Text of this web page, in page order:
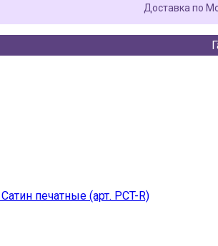
Доставка по
печатные (арт. PCT-R)